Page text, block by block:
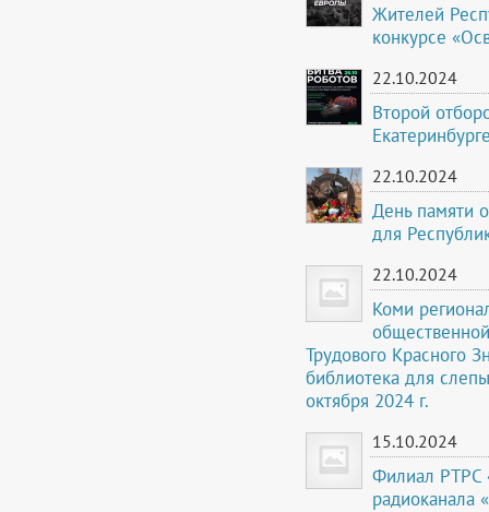
Жителей
конкурсе
22.10.2024
Второй
22.10.2024
День памяти
для
22.10.2024
Коми
Трудового Красного
библиотека для
октября 2024 г.
15.10.2024
Филиал РТРС
радиоканала